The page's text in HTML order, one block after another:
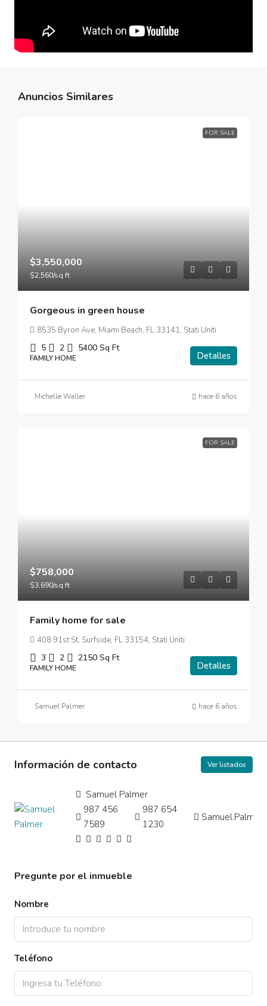
Anuncios Similares
FOR SALE
$3,550,000
$2,560/sq ft
Gorgeous in green house
8535 Byron Ave, Miami Beach, FL 33141, Stati Uniti
5 2 5400 Sq Ft
FAMILY HOME Detalles
Michelle Waller hace 6 años
FOR SALE
$758,000
$3,690/sq ft
Family home for sale
408 91st St, Surfside, FL 33154, Stati Uniti
3 2 2150 Sq Ft
FAMILY HOME Detalles
Samuel Palmer hace 6 años
Información de contacto Ver listados
Samuel Palmer
987 456
7589
987 654
1230
Samuel.Palmer
Pregunte por el inmueble
Nombre
Teléfono